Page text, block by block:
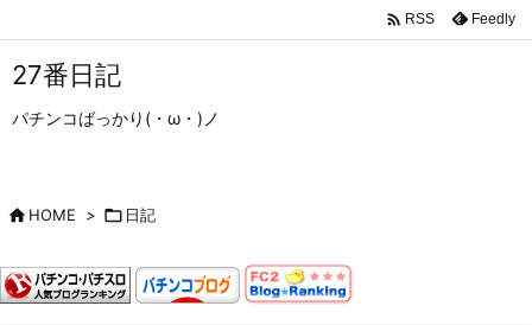
 RSS Feedly
27番日記
パチンコばっかり(・ω・)ノ
HOME >  日記